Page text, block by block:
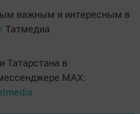
важным и интересным в
Татмедиа
Татарстана в
MАХ: